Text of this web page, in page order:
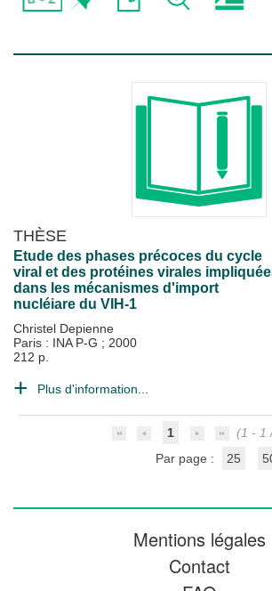
THÈSE
Etude des phases précoces du cycle
viral et des protéines virales
dans les mécanismes d'import
nucléiare du VIH-1
Christel Depienne
Paris : INA P-G ; 2000
212 p.
Plus d'information...
1
(1 - 1
Par page :
25
Mentions légales
Contact